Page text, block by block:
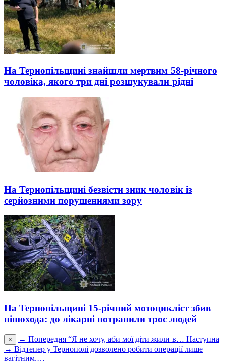
На Тернопільщині знайшли мертвим 58-річного
чоловіка, якого три дні розшукували рідні
На Тернопільщині безвісти зник чоловік із
серйозними порушеннями зору
На Тернопільщині 15-річний мотоцикліст збив
пішохода: до лікарні потрапили троє людей
× ← Попередня “Я не хочу, аби мої діти жили в… Наступна
→ Відтепер у Тернополі дозволено робити операції лише
вагітним,…